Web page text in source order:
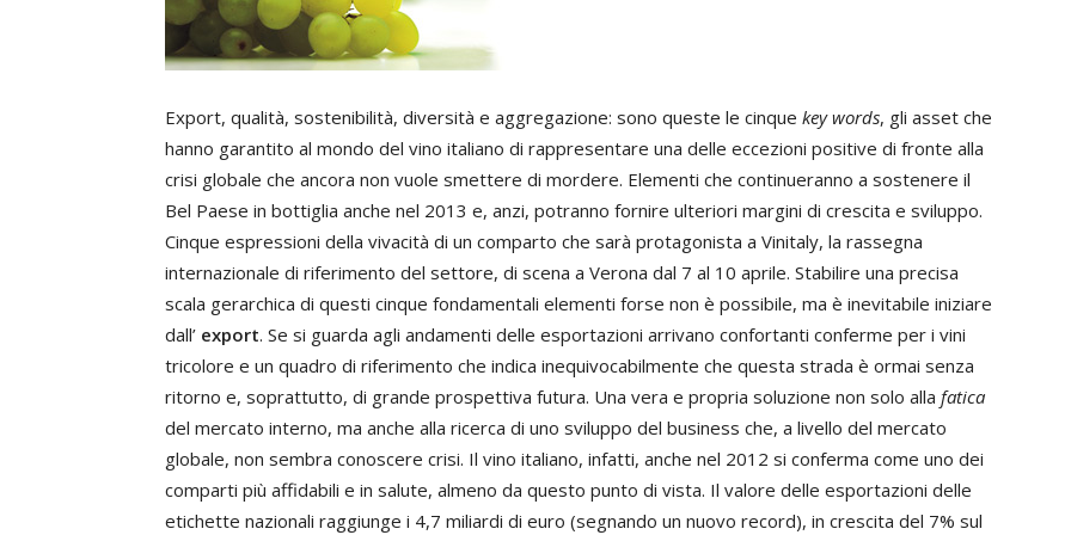
Export, qualità, sostenibilità, diversità e aggregazione: sono queste le cinque key words, gli asset che
hanno garantito al mondo del vino italiano di rappresentare una delle eccezioni positive di fronte alla
crisi globale che ancora non vuole smettere di mordere. Elementi che continueranno a sostenere il
Bel Paese in bottiglia anche nel 2013 e, anzi, potranno fornire ulteriori margini di crescita e sviluppo.
Cinque espressioni della vivacità di un comparto che sarà protagonista a Vinitaly, la rassegna
internazionale di riferimento del settore, di scena a Verona dal 7 al 10 aprile. Stabilire una precisa
scala gerarchica di questi cinque fondamentali elementi forse non è possibile, ma è inevitabile iniziare
dall’ export. Se si guarda agli andamenti delle esportazioni arrivano confortanti conferme per i vini
tricolore e un quadro di riferimento che indica inequivocabilmente che questa strada è ormai senza
ritorno e, soprattutto, di grande prospettiva futura. Una vera e propria soluzione non solo alla fatica
del mercato interno, ma anche alla ricerca di uno sviluppo del business che, a livello del mercato
globale, non sembra conoscere crisi. Il vino italiano, infatti, anche nel 2012 si conferma come uno dei
comparti più affidabili e in salute, almeno da questo punto di vista. Il valore delle esportazioni delle
etichette nazionali raggiunge i 4,7 miliardi di euro (segnando un nuovo record), in crescita del 7% sul